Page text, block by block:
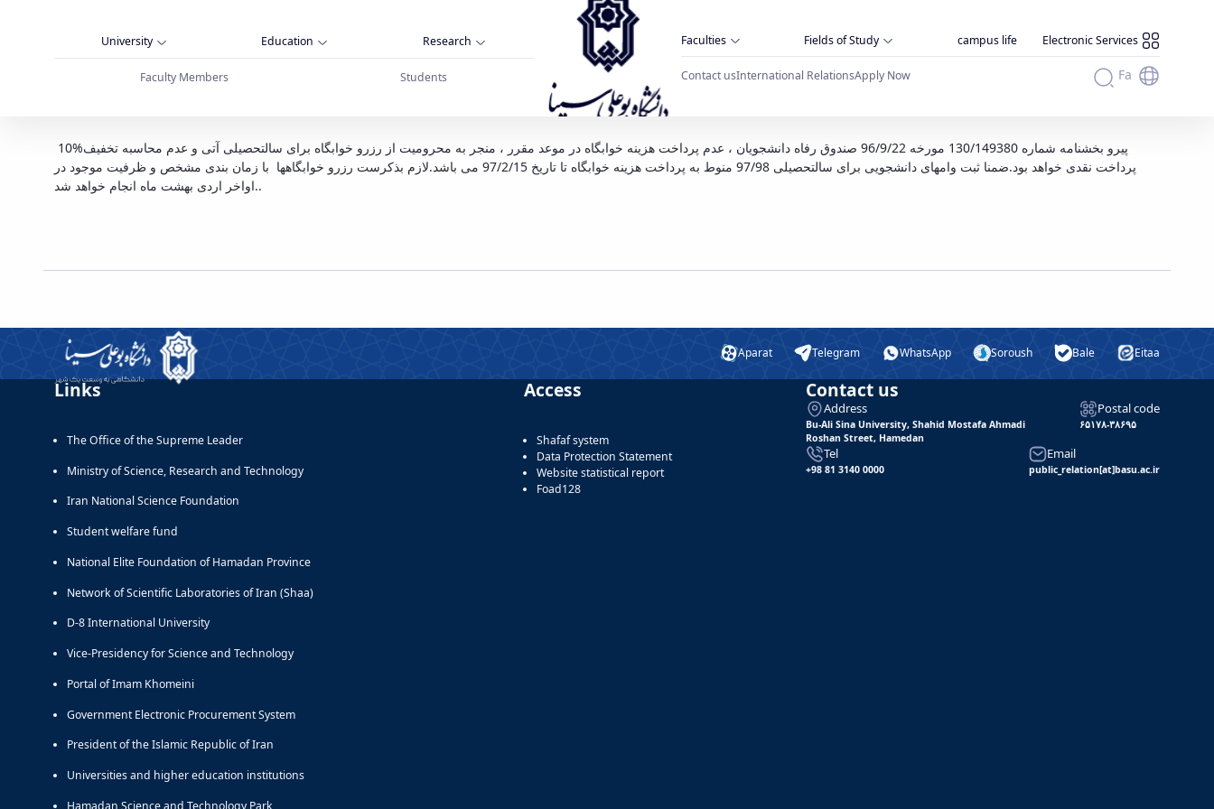
University Education Research
Faculty Members Students
Faculties Fields of Study campus life Electronic Services
Contact usInternational RelationsApply Now Fa
عدم امکان رزرو خوابگاه (دانشجویان بدهکار )برای سال تحصیلی 97/98 - دانشگاه بوعلی سینا همدان
پرداخت نقدی خواهد بود.ضمنا ثبت وامهای دانشجویی برای سالتحصیلی 97/98 منوط به پرداخت هزینه خوابگاه تا تاریخ 97/2/15 می باشد.لازم بذکرست رزرو خوابگاهها با زمان بندی مشخص و ظرفیت موجود در
اواخر اردی بهشت ماه انجام خواهد شد..
Aparat Telegram WhatsApp Soroush Bale Eitaa
Links
The Office of the Supreme Leader
Ministry of Science, Research and Technology
Iran National Science Foundation
Student welfare fund
National Elite Foundation of Hamadan Province
Network of Scientific Laboratories of Iran (Shaa)
D-8 International University
Vice-Presidency for Science and Technology
Portal of Imam Khomeini
Government Electronic Procurement System
President of the Islamic Republic of Iran
Universities and higher education institutions
Hamadan Science and Technology Park
Access
Shafaf system
Data Protection Statement
Website statistical report
Foad128
Contact us
Address
Bu-Ali Sina University, Shahid Mostafa Ahmadi
Roshan Street, Hamedan
Postal code
۶۵۱۷۸-۳۸۶۹۵
Tel
+98 81 3140 0000
Email
public_relation[at]basu.ac.ir